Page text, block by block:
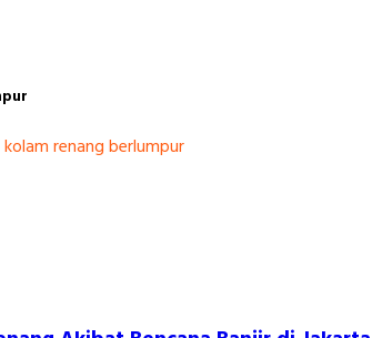
renang berlumpur